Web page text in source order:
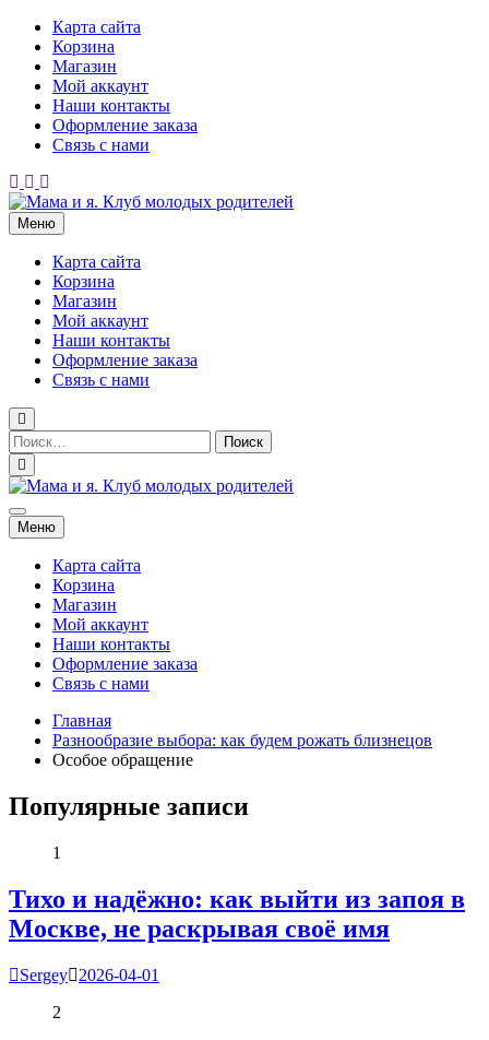
Перейти
содержимому
Карта сайта
Корзина
Магазин
Мой аккаунт
Наши контакты
Оформление заказа
Связь с нами
Мама и я. Клуб молодых родителей
Меню
Карта сайта
Корзина
Магазин
Мой аккаунт
Наши контакты
Оформление заказа
Связь с нами
Мама и я. Клуб молодых родителей
Меню
Карта сайта
Корзина
Магазин
Мой аккаунт
Наши контакты
Оформление заказа
Связь с нами
Главная
Разнообразие выбора: как будем рожать близнецов
Особое обращение
Популярные записи
1
Тихо и надёжно: как выйти из запоя в
Москве, не раскрывая своё имя
Sergey
2026-04-01
2